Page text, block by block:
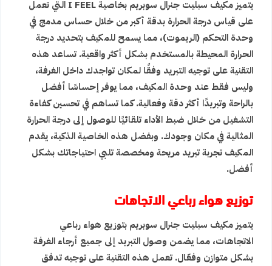
يتميز مكيف سبليت جنرال سوبريم بخاصية I FEEL التي تعمل
على قياس درجة الحرارة بدقة أكبر من خلال حساس مدمج في
وحدة التحكم (الريموت)، مما يسمح للمكيف بتحديد درجة
الحرارة المحيطة بالمستخدم بشكل أكثر واقعية. تساعد هذه
التقنية على توجيه التبريد وفقًا لمكان تواجدك داخل الغرفة،
وليس فقط عند وحدة المكيف، مما يوفر إحساسًا أفضل
بالراحة وتبريدًا أكثر دقة وفعالية. كما تساهم في تحسين كفاءة
التشغيل من خلال ضبط الأداء تلقائيًا للوصول إلى درجة الحرارة
المثالية في مكان وجودك. وبفضل هذه الخاصية الذكية، يقدم
المكيف تجربة تبريد مريحة ومخصصة تلبي احتياجاتك بشكل
أفضل.
توزيع هواء رباعي الاتجاهات
يتميز مكيف سبليت جنرال سوبريم بتوزيع هواء رباعي
الاتجاهات، مما يضمن وصول التبريد إلى جميع أرجاء الغرفة
بشكل متوازن وفعّال. تعمل هذه التقنية على توجيه تدفق